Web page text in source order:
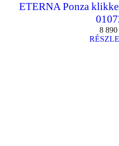
ETERNA Ponza
8 890